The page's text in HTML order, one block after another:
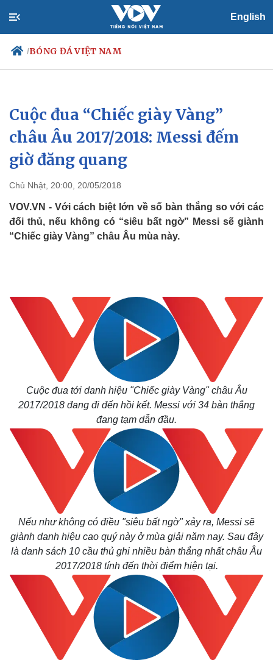
English
/BÓNG ĐÁ VIỆT NAM
Chính trị
Đảng
Tổ chức nhân sự
Quốc hội
Nhận diện sự thật
Xã hội
Tin 24h
Dự báo thời tiết
Cuộc đua “Chiếc giày Vàng”
châu Âu 2017/2018: Messi đếm
giờ đăng quang
Chủ Nhật, 20:00, 20/05/2018
VOV.VN - Với cách biệt lớn về số bàn thắng so với các
đối thủ, nếu không có “siêu bất ngờ” Messi sẽ giành
“Chiếc giày Vàng” châu Âu mùa này.
Cuộc đua tới danh hiệu "Chiếc giày Vàng" châu Âu
2017/2018 đang đi đến hồi kết. Messi với 34 bàn thắng
đang tạm dẫn đầu.
Nếu như không có điều "siêu bất ngờ" xảy ra, Messi sẽ
giành danh hiệu cao quý này ở mùa giải năm nay. Sau đây
là danh sách 10 cầu thủ ghi nhiều bàn thắng nhất châu Âu
2017/2018 tính đến thời điểm hiện tại.